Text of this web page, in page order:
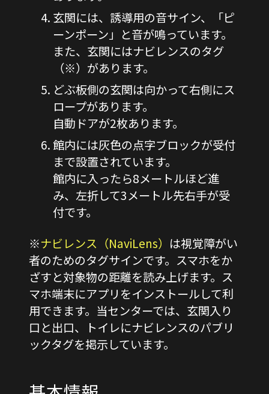
玄関には、誘導用の音サイン、「ピ
ーンポーン」と音が鳴っています。
また、玄関にはナビレンスのタグ
（※）があります。
どぶ板側の玄関は向かって右側にス
ロープがあります。
自動ドアが2枚あります。
館内には灰色の点字ブロックが受付
まで設置されています。
館内に入ったら8メートルほど進
み、左折して3メートル先右手が受
付です。
※ナビレンス（NaviLens） は視覚障がい
者のためのタグサインです。スマホをか
ざすと対象物の距離を読み上げます。ス
マホ端末にアプリをインストールして利
用できます。当センターでは、玄関入り
口と出口、トイレにナビレンスのパブリ
ックタグを掲示しています。